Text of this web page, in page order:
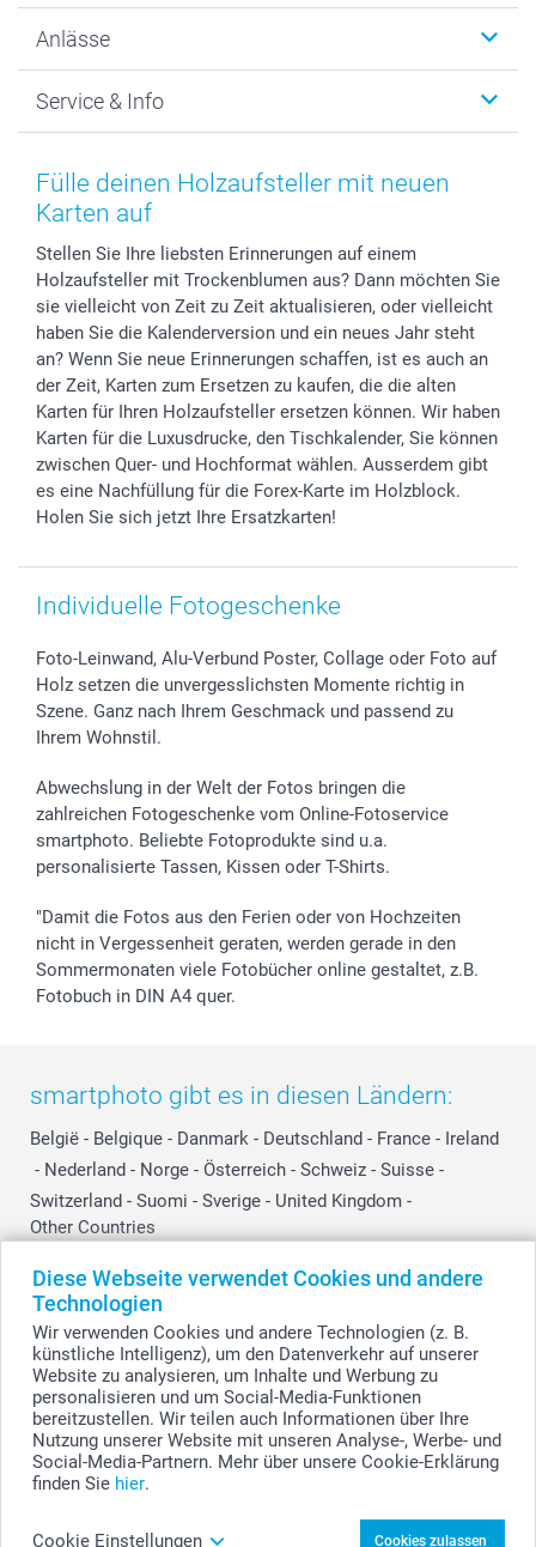
Diese Webseite verwendet Cookies und andere
Technologien
Wir verwenden Cookies und andere Technologien (z. B.
künstliche Intelligenz), um den Datenverkehr auf unserer
Website zu analysieren, um Inhalte und Werbung zu
personalisieren und um Social-Media-Funktionen
bereitzustellen. Wir teilen auch Informationen über Ihre
Nutzung unserer Website mit unseren Analyse-, Werbe- und
Social-Media-Partnern. Mehr über unsere Cookie-Erklärung
finden Sie hier.
Cookie Einstellungen Cookies zulassen
MyNameBook
Fotoabzüge, Fotos als Buch & Poster
Zubehör & Material
Foto-Kalender & Agenden
Geschenk-Gutscheine (PDF)
Warum smartphoto
Datenschutz
AGB
Impressum
Partnerprogramme
Investor Relations
B2B smartbusiness
Widerrufsrecht
Anlässe
Neujahr
Muttertag
Vatertag
Hochzeit
Geburtstag
Geburt
Zu allen Anlässen
Service & Info
Anmelden /Registrieren
Preise und Versandkosten
72h Lieferung
Zahlungsmöglichkeiten
Sitemap
Status der Bestellung
smartfriends
smartgarantie
smartbonus
Fülle deinen Holzaufsteller mit neuen
Karten auf
Stellen Sie Ihre liebsten Erinnerungen auf einem
Holzaufsteller mit Trockenblumen aus? Dann möchten Sie
sie vielleicht von Zeit zu Zeit aktualisieren, oder vielleicht
haben Sie die Kalenderversion und ein neues Jahr steht
an? Wenn Sie neue Erinnerungen schaffen, ist es auch an
der Zeit, Karten zum Ersetzen zu kaufen, die die alten
Karten für Ihren Holzaufsteller ersetzen können. Wir haben
Karten für die Luxusdrucke, den Tischkalender, Sie können
zwischen Quer- und Hochformat wählen. Ausserdem gibt
es eine Nachfüllung für die Forex-Karte im Holzblock.
Holen Sie sich jetzt Ihre Ersatzkarten!
Individuelle Fotogeschenke
Foto-Leinwand, Alu-Verbund Poster, Collage oder Foto auf
Holz setzen die unvergesslichsten Momente richtig in
Szene. Ganz nach Ihrem Geschmack und passend zu
Ihrem Wohnstil.
Abwechslung in der Welt der Fotos bringen die
zahlreichen Fotogeschenke vom Online-Fotoservice
smartphoto. Beliebte Fotoprodukte sind u.a.
personalisierte Tassen, Kissen oder T-Shirts.
"Damit die Fotos aus den Ferien oder von Hochzeiten
nicht in Vergessenheit geraten, werden gerade in den
Sommermonaten viele Fotobücher online gestaltet, z.B.
Fotobuch in DIN A4 quer.
smartphoto gibt es in diesen Ländern:
België - Belgique - Danmark - Deutschland - France - Ireland
- Nederland - Norge - Österreich - Schweiz - Suisse -
Switzerland - Suomi - Sverige - United Kingdom -
Other Countries
© smartphoto Group. Alle Rechte vorbehalten.
Alle Preise verstehen sich in EURO (€) inkl. MwSt. und zzgl. Versandkosten.